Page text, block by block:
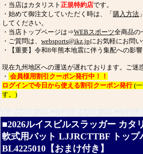
・当店はカタリスト 正規特約店です。
・始めて御注文していただく時は、「購入方法
してください。
・当店トップページは⇒WEBスポーツ全商品の
・ご質問は、 websports@ikz.jpにお気軽にお問い
・【重要】令和8年熊本地震に伴う集配への影
現在九州地区への運送が遅れております。ご迷
・ 会員様用割引クーポン発行中！！
ログインで今日から使える割引クーポン発行(
す。)
■2026ルイスビルスラッガー カタ
軟式用バット LJJRCTTBF トップ
BL4225010【おまけ付き】